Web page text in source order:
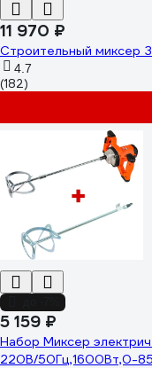
11 970 ₽
Строительный миксер
4.7
(182)
5 159 ₽
Набор Миксер
220В/50Гц,1600Вт,0-